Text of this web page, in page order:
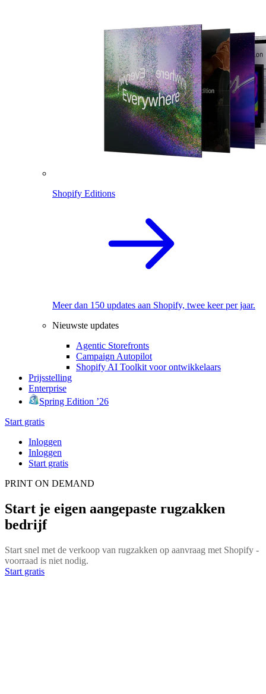
Shopify Editions
Meer dan 150 updates aan Shopify, twee keer per jaar.
Nieuwste updates
Agentic Storefronts
Campaign Autopilot
Shopify AI Toolkit voor ontwikkelaars
Prijsstelling
Enterprise
Spring Edition ’26
Start gratis
Inloggen
Inloggen
Start gratis
PRINT ON DEMAND
Start je eigen aangepaste rugzakken
bedrijf
Start snel met de verkoop van rugzakken op aanvraag met Shopify -
voorraad is niet nodig.
Start gratis